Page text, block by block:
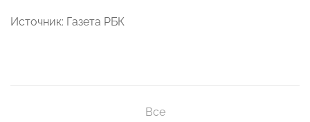
Источник: Газета РБК
Все